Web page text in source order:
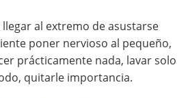
al extremo de asustarse
poner nervioso al pequeño,
prácticamente nada, lavar solo
quitarle importancia.